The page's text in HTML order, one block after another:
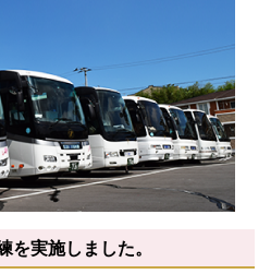
実施しました。